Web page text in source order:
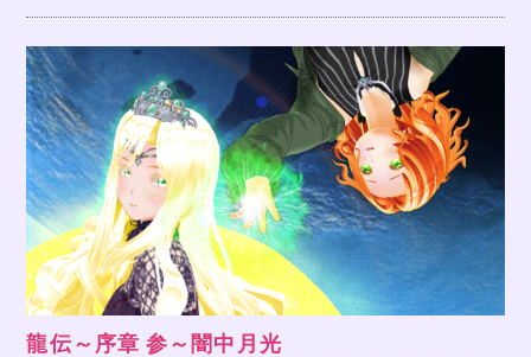
龍伝～序章 参～闇中月光